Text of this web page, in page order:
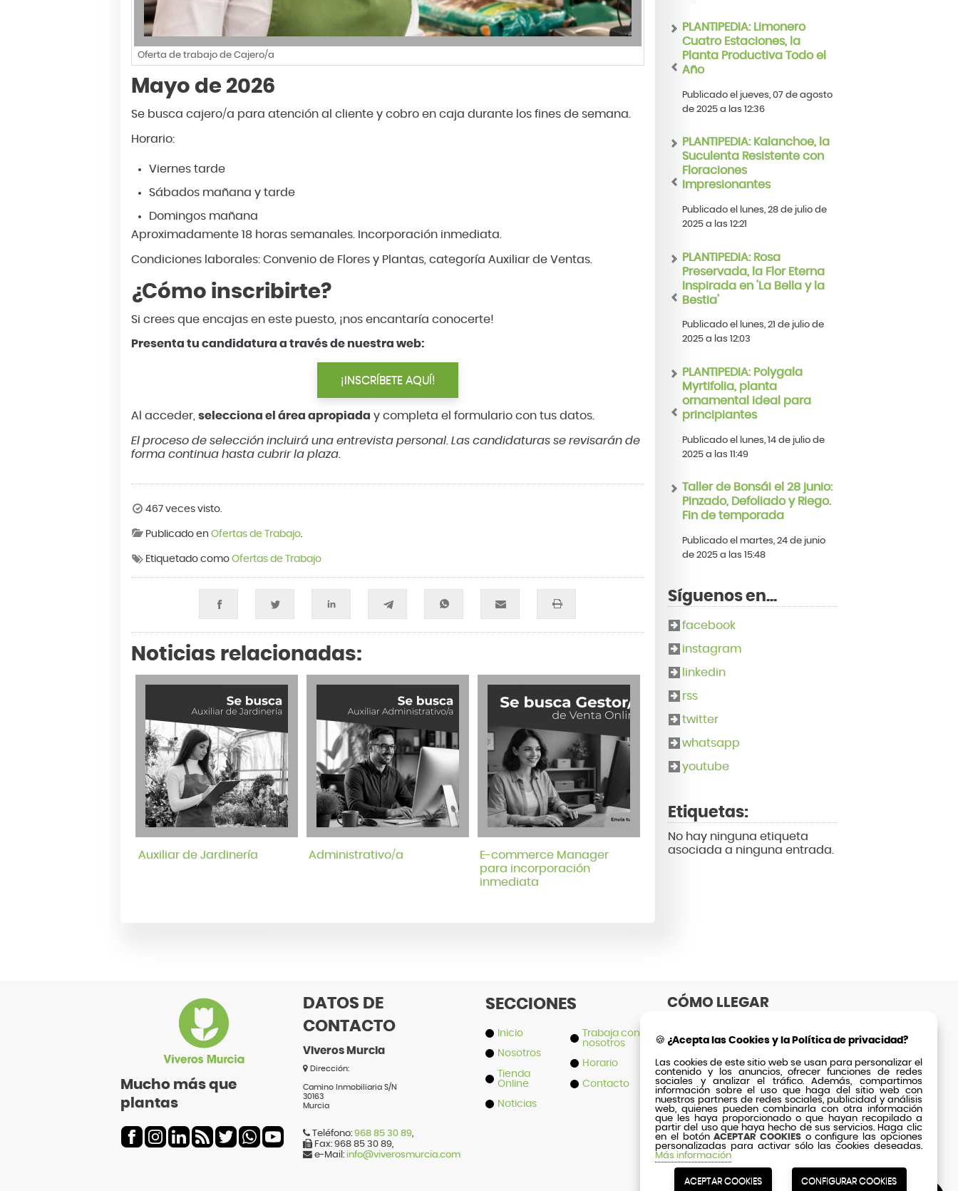
Oferta de trabajo de Cajero/a
Mayo de 2026
Se busca cajero/a para atención al cliente y cobro en caja durante los fines de semana.
Horario:
Viernes tarde
Sábados mañana y tarde
Domingos mañana
Aproximadamente 18 horas semanales. Incorporación inmediata.
Condiciones laborales: Convenio de Flores y Plantas, categoría Auxiliar de Ventas.
¿Cómo inscribirte?
Si crees que encajas en este puesto, ¡nos encantaría conocerte!
Presenta tu candidatura a través de nuestra web:
¡INSCRÍBETE AQUÍ!
Al acceder,selecciona el área apropiada y completa el formulario con tus datos.
El proceso de selección incluirá una entrevista personal. Las candidaturas se revisarán de
forma continua hasta cubrir la plaza.
467 veces visto.
Publicado enOfertas de Trabajo
Etiquetado comoOfertas de Trabajo
Noticias relacionadas:
Auxiliar de Jardinería Administrativo/a
E-commerce Manager
para incorporación
inmediata
PLANTIPEDIA: Limonero
Cuatro Estaciones, la
Planta Productiva Todo el
Año
Publicado el jueves, 07 de agosto
de 2025 a las 12:36
PLANTIPEDIA: Kalanchoe, la
Suculenta Resistente con
Floraciones
Impresionantes
Publicado el lunes, 28 de julio de
2025 a las 12:21
PLANTIPEDIA: Rosa
Preservada, la Flor Eterna
Inspirada en 'La Bella y la
Bestia'
Publicado el lunes, 21 de julio de
2025 a las 12:03
PLANTIPEDIA: Polygala
Myrtifolia, planta
ornamental ideal para
principiantes
Publicado el lunes, 14 de julio de
2025 a las 11:49
Taller de Bonsái el 28 junio:
Pinzado, Defoliado y Riego.
Fin de temporada
Publicado el martes, 24 de junio
de 2025 a las 15:48
Síguenos en...
facebook
instagram
linkedin
rss
twitter
whatsapp
youtube
Etiquetas:
No hay ninguna etiqueta
asociada a ninguna entrada.
Mucho más que
plantas
DATOS DE
CONTACTO
Viveros Murcia
Dirección:
Camino Inmobiliaria S/N
30163
Murcia
Teléfono: 968 85 30 89,
Fax: 968 85 30 89,
e-Mail: info@viverosmurcia.com
SECCIONES
Inicio
Nosotros
Tienda
Online
Noticias
Trabaja con
nosotros
Horario
Contacto
CÓMO LLEGAR
🍪 ¿Acepta las Cookies y la Política de privacidad?
Las cookies de este sitio web se usan para personalizar el
contenido y los anuncios, ofrecer funciones de redes
sociales y analizar el tráfico. Además, compartimos
información sobre el uso que haga del sitio web con
nuestros partners de redes sociales, publicidad y análisis
web, quienes pueden combinarla con otra información
que les haya proporcionado o que hayan recopilado a
partir del uso que haya hecho de sus servicios. Haga clic
en el botónACEPTAR COOKIESo configure las opciones
personalizadas para activar sólo las cookies deseadas.
Más información
ACEPTAR COOKIES CONFIGURAR COOKIES